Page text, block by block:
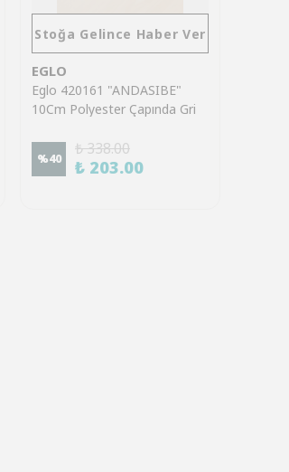
Stoğa Gelince Haber Ver
EGLO
Eglo 420161 "ANDASIBE"
10Cm Polyester Çapında Gri
%40
₺ 338.00
₺ 203.00